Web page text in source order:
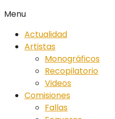
Menu
Actualidad
Artistas
Monográficos
Recopilatorio
Videos
Comisiones
Fallas